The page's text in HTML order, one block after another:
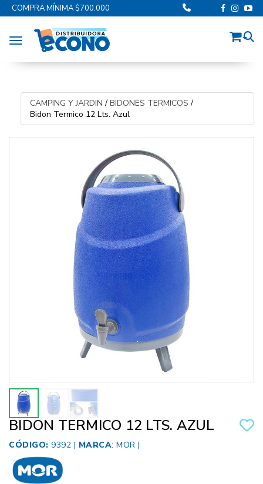
COMPRA MÍNIMA $700.000
Toggle navigation
CAMPING Y JARDIN / BIDONES TERMICOS /
Bidon Termico 12 Lts. Azul
BIDON TERMICO 12 LTS. AZUL
CÓDIGO: 9392 | MARCA: MOR |